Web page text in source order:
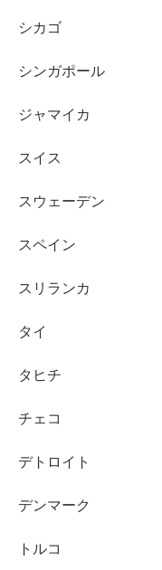
シカゴ
シンガポール
ジャマイカ
スイス
スウェーデン
スペイン
スリランカ
タイ
タヒチ
チェコ
デトロイト
デンマーク
トルコ